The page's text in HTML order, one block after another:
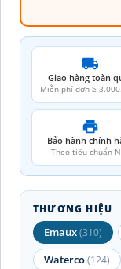
Giao hàng toàn
Miễn phí đơn ≥
Bảo hành chính
Theo tiêu chuẩn
THƯƠNG HIỆU
Emaux(310)
Waterco(124)